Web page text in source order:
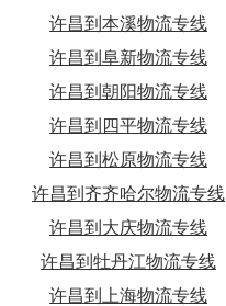
许昌到本溪物流专线
许昌到阜新物流专线
许昌到朝阳物流专线
许昌到四平物流专线
许昌到松原物流专线
许昌到齐齐哈尔物流专线
许昌到大庆物流专线
许昌到牡丹江物流专线
许昌到上海物流专线